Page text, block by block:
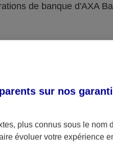
de banque d'AXA
sur nos
plus connus sous le nom
évoluer votre expérience